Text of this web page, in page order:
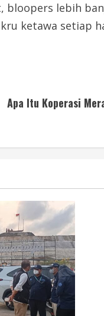
lebih
ketawa setiap
Apa Itu Koperasi